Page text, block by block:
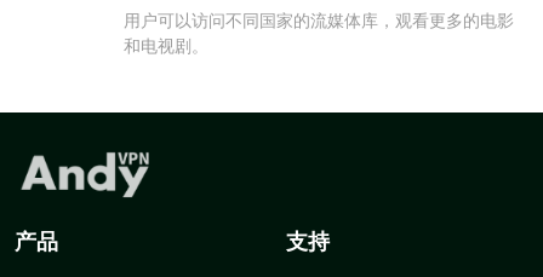
用户可以访问不同国家的流媒体库，观看更多的电影
和电视剧。
产品 支持